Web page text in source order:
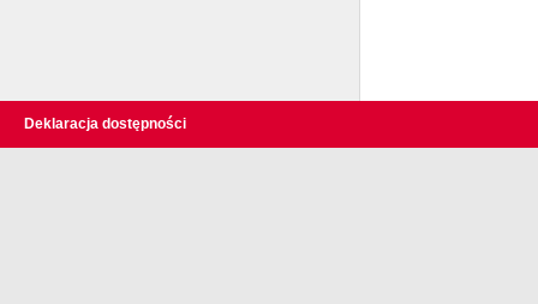
Deklaracja dostępności